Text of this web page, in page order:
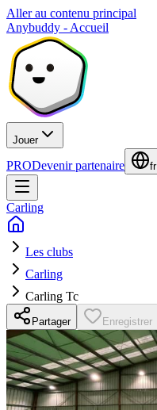
Aller au contenu principal
Anybuddy - Accueil
Jouer
PRODevenir partenaire fr
Carling
Les clubs
Carling
Carling Tc
Partager Enregistrer